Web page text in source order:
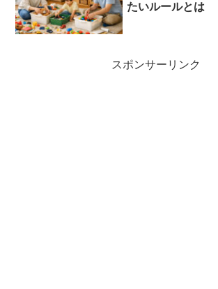
たいルールとは
スポンサーリンク